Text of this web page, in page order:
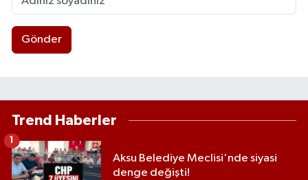
Gönder
Trend Haberler
Aksu Belediye Meclisi'nde siyasi
denge değişti!
1